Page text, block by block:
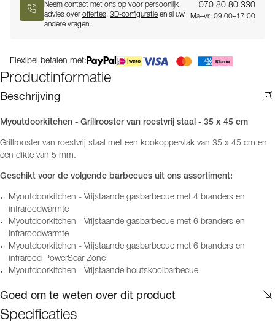
Neem contact met ons op voor persoonlijk
advies over offertes, 3D-configuratie en al uw
andere vragen.
070 80 80 330
Ma–vr: 09:00–17:00
Flexibel betalen met:
Productinformatie
Beschrijving
Myoutdoorkitchen - Grillrooster van roestvrij staal - 35 x 45 cm
Grillrooster van roestvrij staal met een kookoppervlak van 35 x 45 cm en
een dikte van 5 mm.
Geschikt voor de volgende barbecues uit ons assortiment:
Myoutdoorkitchen - Vrijstaande gasbarbecue met 4 branders en
infraroodwarmte
Myoutdoorkitchen - Vrijstaande gasbarbecue met 6 branders en
infraroodwarmte
Myoutdoorkitchen - Vrijstaande gasbarbecue met 6 branders en
infrarood PowerSear Zone
Myoutdoorkitchen - Vrijstaande houtskoolbarbecue
Goed om te weten over dit product
Specificaties